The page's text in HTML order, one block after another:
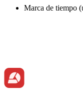
Marca de tiempo